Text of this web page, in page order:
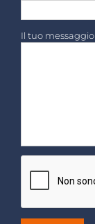
Il tuo messaggio